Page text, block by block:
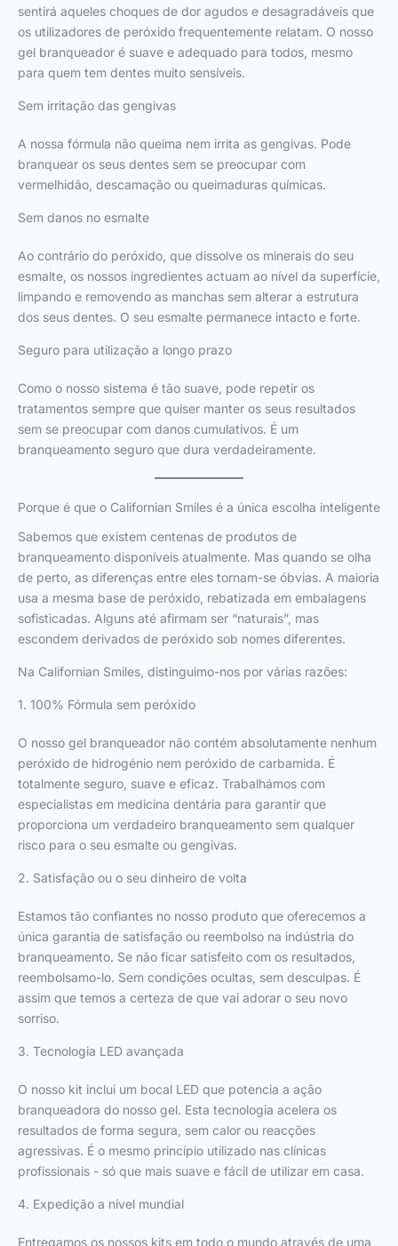
sentirá aqueles choques de dor agudos e desagradáveis que
os utilizadores de peróxido frequentemente relatam. O nosso
gel branqueador é suave e adequado para todos, mesmo
para quem tem dentes muito sensíveis.
Sem irritação das gengivas
A nossa fórmula não queima nem irrita as gengivas. Pode
branquear os seus dentes sem se preocupar com
vermelhidão, descamação ou queimaduras químicas.
Sem danos no esmalte
Ao contrário do peróxido, que dissolve os minerais do seu
esmalte, os nossos ingredientes actuam ao nível da superfície,
limpando e removendo as manchas sem alterar a estrutura
dos seus dentes. O seu esmalte permanece intacto e forte.
Seguro para utilização a longo prazo
Como o nosso sistema é tão suave, pode repetir os
tratamentos sempre que quiser manter os seus resultados
sem se preocupar com danos cumulativos. É um
branqueamento seguro que dura verdadeiramente.
Porque é que o Californian Smiles é a única escolha inteligente
Sabemos que existem centenas de produtos de
branqueamento disponíveis atualmente. Mas quando se olha
de perto, as diferenças entre eles tornam-se óbvias. A maioria
usa a mesma base de peróxido, rebatizada em embalagens
sofisticadas. Alguns até afirmam ser “naturais”, mas
escondem derivados de peróxido sob nomes diferentes.
Na Californian Smiles, distinguimo-nos por várias razões:
1. 100% Fórmula sem peróxido
O nosso gel branqueador não contém absolutamente nenhum
peróxido de hidrogénio nem peróxido de carbamida. É
totalmente seguro, suave e eficaz. Trabalhámos com
especialistas em medicina dentária para garantir que
proporciona um verdadeiro branqueamento sem qualquer
risco para o seu esmalte ou gengivas.
2. Satisfação ou o seu dinheiro de volta
Estamos tão confiantes no nosso produto que oferecemos a
única garantia de satisfação ou reembolso na indústria do
branqueamento. Se não ficar satisfeito com os resultados,
reembolsamo-lo. Sem condições ocultas, sem desculpas. É
assim que temos a certeza de que vai adorar o seu novo
sorriso.
3. Tecnologia LED avançada
O nosso kit inclui um bocal LED que potencia a ação
branqueadora do nosso gel. Esta tecnologia acelera os
resultados de forma segura, sem calor ou reacções
agressivas. É o mesmo princípio utilizado nas clínicas
profissionais - só que mais suave e fácil de utilizar em casa.
4. Expedição a nível mundial
Entregamos os nossos kits em todo o mundo através de uma